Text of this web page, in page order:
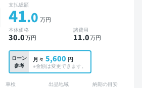
支払総額
41.0 万円
本体価格
30.0万円
諸費用
11.0万円
ローン
参考
月々 5,600 円
※金額は変更できます。
車検 出品地域 納期の目安